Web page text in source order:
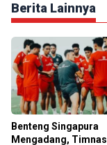
Berita Lainnya
Benteng Singapura
Mengadang, Timnas